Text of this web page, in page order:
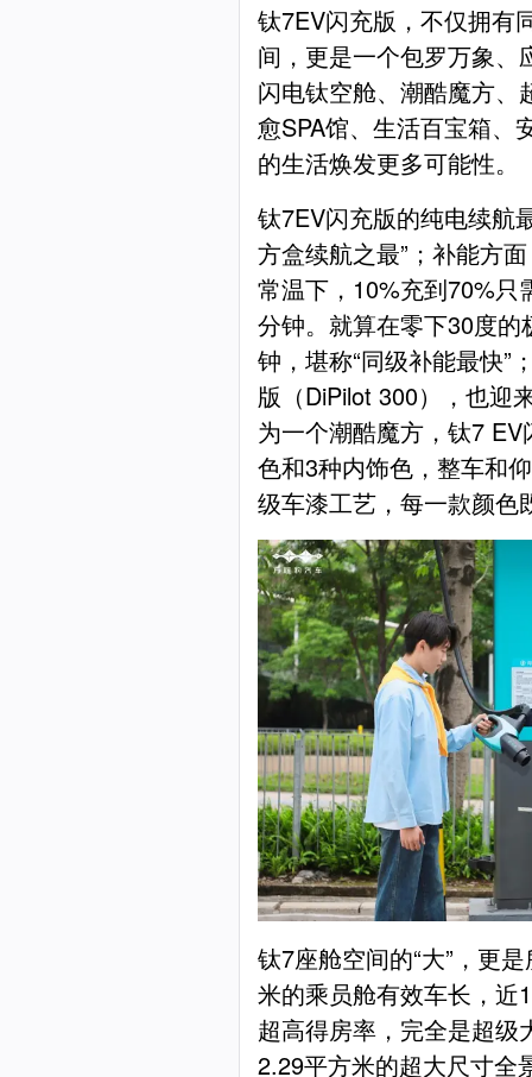
钛7EV闪充版，不仅拥有
间，更是一个包罗万象、
闪电钛空舱、潮酷魔方、
愈SPA馆、生活百宝箱、
的生活焕发更多可能性。
钛7EV闪充版的纯电续航
方盒续航之最”；补能方
常温下，10%充到70%只
分钟。就算在零下30度
钟，堪称“同级补能最快”
版（DiPilot 300），也迎
为一个潮酷魔方，钛7
色和3种内饰色，整车和
级车漆工艺，每一款颜色
钛7座舱空间的“大”，更
米的乘员舱有效车长，近
超高得房率，完全是超级
2.29平方米的超大尺寸全